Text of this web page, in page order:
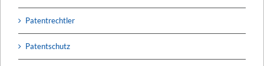
Patentrechtler
Patentschutz